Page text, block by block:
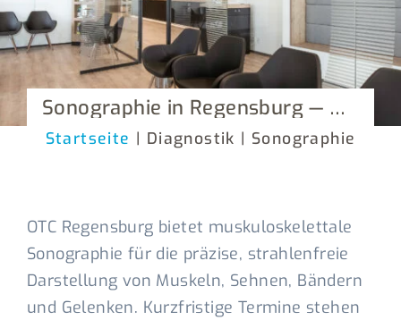
Sonographie in Regensburg — Ultraschalldiagnostik am Bewegungsapparat
Startseite | Diagnostik | Sonographie
OTC Regensburg bietet muskuloskelettale
Sonographie für die präzise, strahlenfreie
Darstellung von Muskeln, Sehnen, Bändern
und Gelenken. Kurzfristige Termine stehen